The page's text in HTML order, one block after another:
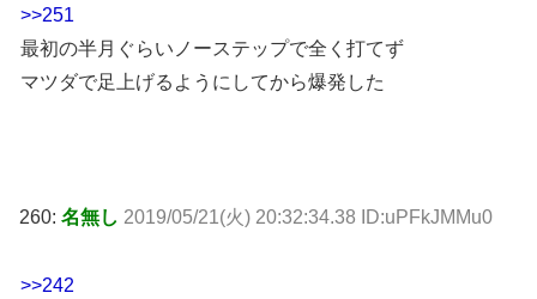
>>251
最初の半月ぐらいノーステップで全く打てず
マツダで足上げるようにしてから爆発した
260: 名無し 2019/05/21(火) 20:32:34.38 ID:uPFkJMMu0
>>242